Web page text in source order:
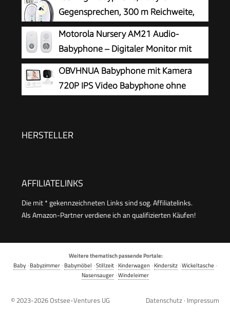
Gegensprechen, 300 m Reichweite,
Weiß
Motorola Nursery AM21 Audio-
Babyphone – Digitaler Monitor mit
DECT-Technologie zur
Audioüberwachung – große Reichweite –
hochempfindliches Mikrofon – Weiß
OBVHNUA Babyphone mit Kamera
720P IPS Video Babyphone ohne
Zwei-Wege-Audio Schlaflieder VOX-Modus
HERSTELLER
AFFILIATELINKS
Die mit * gekennzeichneten Links sind sog. Affiliatelinks.
Als Amazon-Partner verdiene ich an qualifizierten Käufen!
Weitere thematisch passende Portale:
Baby·Babyzimmer·Babymöbel ·Stillzeit·Kinderwagen·Kindersitz·Wickeltasche ·
Nasensauger·Windeleimer
© 2023-2026Ostsee-Ventures UG Datenschutz · Impressum